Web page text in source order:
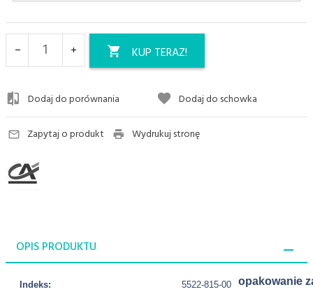
KUP TERAZ!
Dodaj do porównania Dodaj do schowka
Zapytaj o produkt Wydrukuj stronę
OPIS PRODUKTU
Indeks:
5522-815-00
opakowanie